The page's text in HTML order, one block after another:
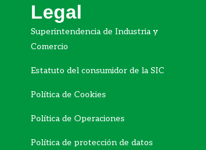
Legal
Superintendencia de Industria y
Comercio
Estatuto del consumidor de la SIC
Política de Cookies
Política de Operaciones
Política de protección de datos